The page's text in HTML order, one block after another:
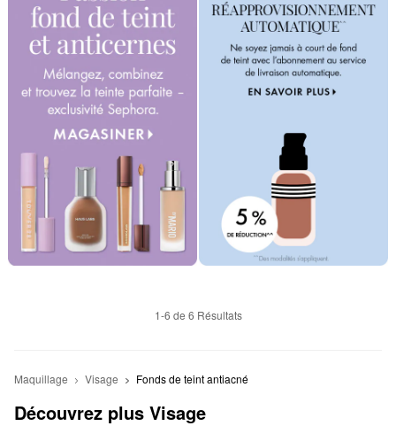
1-6 de 6 Résultats
Maquillage Visage Fonds de teint antiacné
Découvrez plus Visage